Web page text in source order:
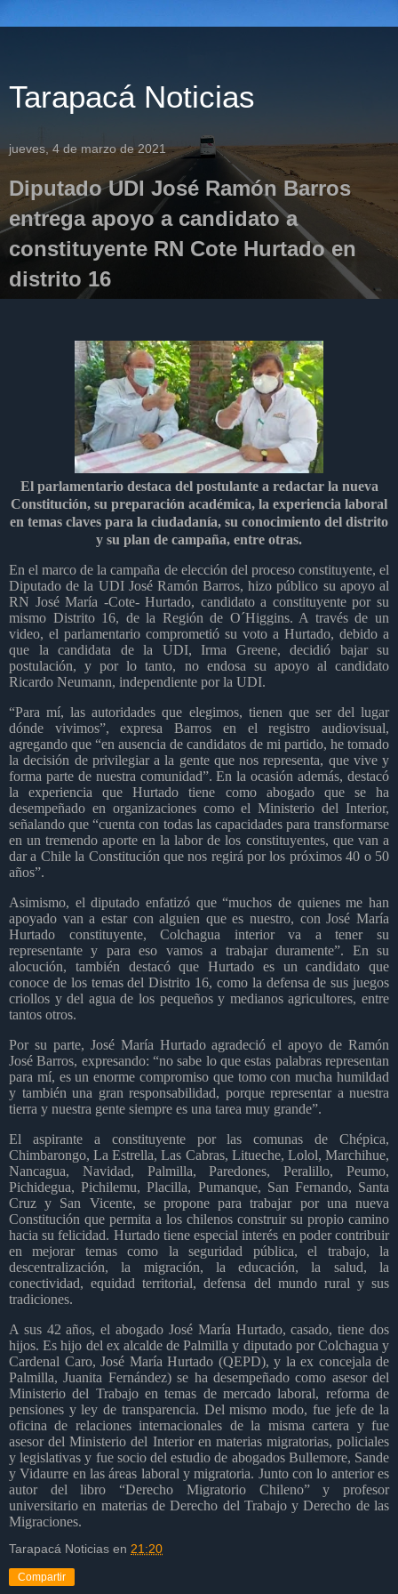
Tarapacá Noticias
jueves, 4 de marzo de 2021
Diputado UDI José Ramón Barros
entrega apoyo a candidato a
constituyente RN Cote Hurtado en
distrito 16
El parlamentario destaca del postulante a redactar la nueva
Constitución, su preparación académica, la experiencia laboral
en temas claves para la ciudadanía, su conocimiento del distrito
y su plan de campaña, entre otras.
En el marco de la campaña de elección del proceso constituyente, el
Diputado de la UDI José Ramón Barros, hizo público su apoyo al
RN José María -Cote- Hurtado, candidato a constituyente por su
mismo Distrito 16, de la Región de O´Higgins. A través de un
video, el parlamentario comprometió su voto a Hurtado, debido a
que la candidata de la UDI, Irma Greene, decidió bajar su
postulación, y por lo tanto, no endosa su apoyo al candidato
Ricardo Neumann, independiente por la UDI.
“Para mí, las autoridades que elegimos, tienen que ser del lugar
dónde vivimos”, expresa Barros en el registro audiovisual,
agregando que “en ausencia de candidatos de mi partido, he tomado
la decisión de privilegiar a la gente que nos representa, que vive y
forma parte de nuestra comunidad”. En la ocasión además, destacó
la experiencia que Hurtado tiene como abogado que se ha
desempeñado en organizaciones como el Ministerio del Interior,
señalando que “cuenta con todas las capacidades para transformarse
en un tremendo aporte en la labor de los constituyentes, que van a
dar a Chile la Constitución que nos regirá por los próximos 40 o 50
años”.
Asimismo, el diputado enfatizó que “muchos de quienes me han
apoyado van a estar con alguien que es nuestro, con José María
Hurtado constituyente, Colchagua interior va a tener su
representante y para eso vamos a trabajar duramente”. En su
alocución, también destacó que Hurtado es un candidato que
conoce de los temas del Distrito 16, como la defensa de sus juegos
criollos y del agua de los pequeños y medianos agricultores, entre
tantos otros.
Por su parte, José María Hurtado agradeció el apoyo de Ramón
José Barros, expresando: “no sabe lo que estas palabras representan
para mí, es un enorme compromiso que tomo con mucha humildad
y también una gran responsabilidad, porque representar a nuestra
tierra y nuestra gente siempre es una tarea muy grande”.
El aspirante a constituyente por las comunas de Chépica,
Chimbarongo, La Estrella, Las Cabras, Litueche, Lolol, Marchihue,
Nancagua, Navidad, Palmilla, Paredones, Peralillo, Peumo,
Pichidegua, Pichilemu, Placilla, Pumanque, San Fernando, Santa
Cruz y San Vicente, se propone para trabajar por una nueva
Constitución que permita a los chilenos construir su propio camino
hacia su felicidad. Hurtado tiene especial interés en poder contribuir
en mejorar temas como la seguridad pública, el trabajo, la
descentralización, la migración, la educación, la salud, la
conectividad, equidad territorial, defensa del mundo rural y sus
tradiciones.
A sus 42 años, el abogado José María Hurtado, casado, tiene dos
hijos. Es hijo del ex alcalde de Palmilla y diputado por Colchagua y
Cardenal Caro, José María Hurtado (QEPD), y la ex concejala de
Palmilla, Juanita Fernández) se ha desempeñado como asesor del
Ministerio del Trabajo en temas de mercado laboral, reforma de
pensiones y ley de transparencia. Del mismo modo, fue jefe de la
oficina de relaciones internacionales de la misma cartera y fue
asesor del Ministerio del Interior en materias migratorias, policiales
y legislativas y fue socio del estudio de abogados Bullemore, Sande
y Vidaurre en las áreas laboral y migratoria. Junto con lo anterior es
autor del libro “Derecho Migratorio Chileno” y profesor
universitario en materias de Derecho del Trabajo y Derecho de las
Migraciones.
Tarapacá Noticias en 21:20
Compartir